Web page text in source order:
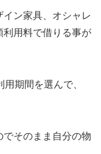
イン家具、オシャレ
利用料で借りる事が
期間を選んで、
でそのまま自分の物